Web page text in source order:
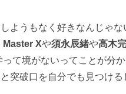
ようもなく好きなんじゃ
Master Xや須永辰緒や高木完
て境がないってことが分
突破口を自分でも見つける